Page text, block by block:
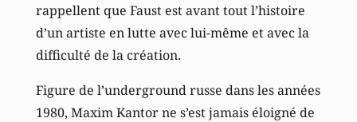
rappellent que Faust est avant tout l’histoire
d’un artiste en lutte avec lui-même et avec la
difficulté de la création.
Figure de l’underground russe dans les années
1980, Maxim Kantor ne s’est jamais éloigné de